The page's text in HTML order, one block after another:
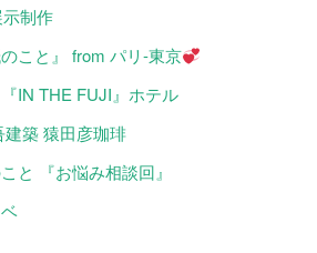
制作
のこと』 from パリ-東京
IN THE FUJI』ホテル
築 猿田彦珈琲
と 『お悩み相談回』